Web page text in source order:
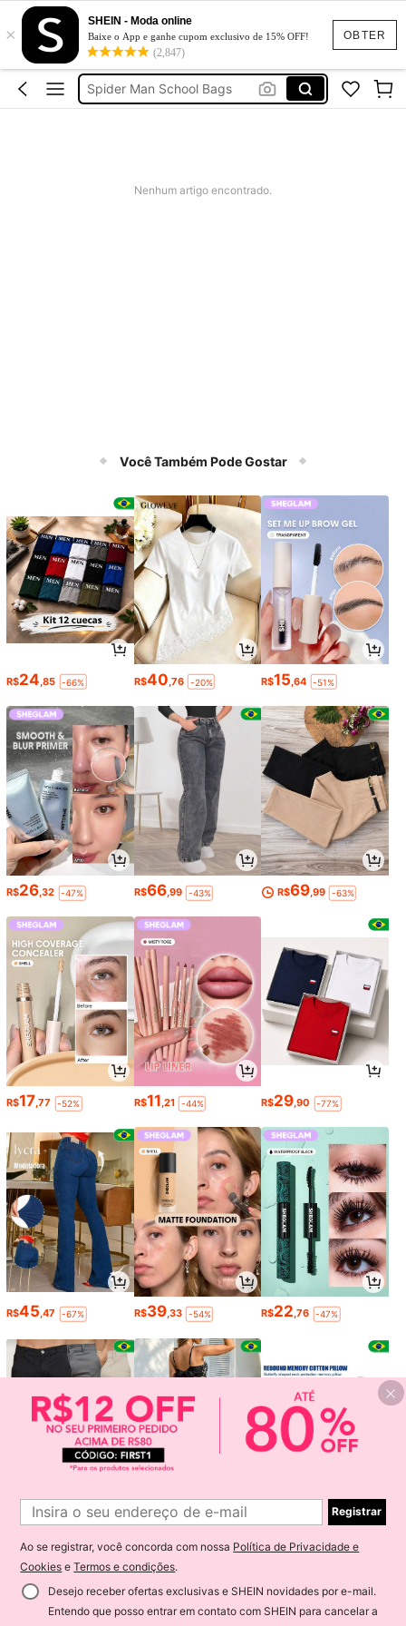
OBTER
×
SHEIN - Moda online
Baixe o App e ganhe cupom exclusivo de 15% OFF!
(2,847)
Marvel Marvel Spider Man School Bag
شنطة كرستيانو
Spider Man School Bags
Nenhum artigo encontrado.
Você Também Pode Gostar
R$24 ,85 -66% R$40 ,76 -20% R$15 ,64 -51%
R$26,32 -47% R$66,99 -43% R$69,99 -63%
R$17,77 -52% R$11,21 -44% R$29,90 -77%
R$45,47 -67% R$39,33 -54% R$22,76 -47%
165,29 -82% R$52,75 R$108,95 -76%
Registrar
Ao se registrar, você concorda com nossa Política de Privacidade e
Cookies eTermos e condições.
Desejo receber ofertas exclusivas e SHEIN novidades por e-mail.
Entendo que posso entrar em contato com SHEIN para cancelar a